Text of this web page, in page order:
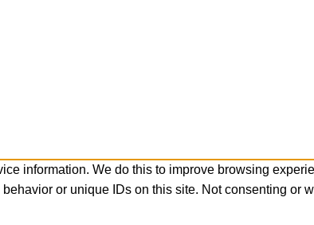
information. We do this to improve browsing
or unique IDs on this site. Not consenting or